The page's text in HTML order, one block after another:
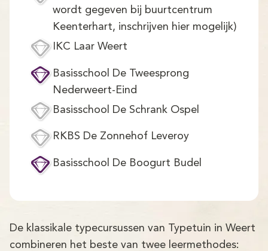
Demo
wordt gegeven bij buurtcentrum
Keenterhart, inschrijven hier mogelijk)
IKC Laar Weert
Basisschool De Tweesprong
Nederweert-Eind
Basisschool De Schrank Ospel
RKBS De Zonnehof Leveroy
Basisschool De Boogurt Budel
De klassikale typecursussen van Typetuin in Weert
combineren het beste van twee leermethodes: